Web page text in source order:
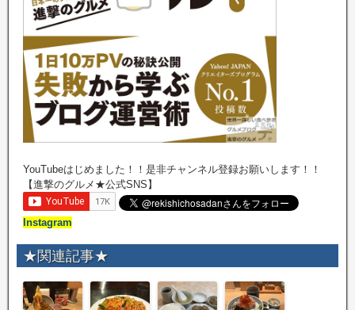
YouTubeはじめました！！是非チャンネル登録お願いします！！
【進撃のグルメ★公式SNS】
Instagram
★関連記事★